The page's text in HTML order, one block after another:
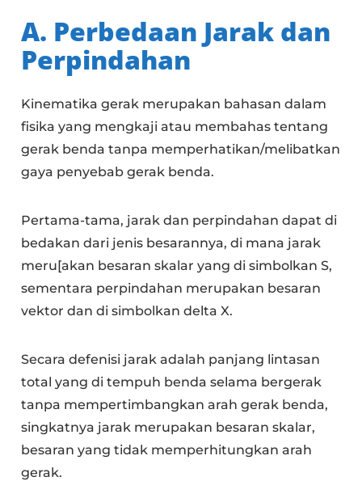
A. Perbedaan Jarak dan
Perpindahan
Kinematika gerak merupakan bahasan dalam
fisika yang mengkaji atau membahas tentang
gerak benda tanpa memperhatikan/melibatkan
gaya penyebab gerak benda.
Pertama-tama, jarak dan perpindahan dapat di
bedakan dari jenis besarannya, di mana jarak
meru[akan besaran skalar yang di simbolkan S,
sementara perpindahan merupakan besaran
vektor dan di simbolkan delta X.
Secara defenisi jarak adalah panjang lintasan
total yang di tempuh benda selama bergerak
tanpa mempertimbangkan arah gerak benda,
singkatnya jarak merupakan besaran skalar,
besaran yang tidak memperhitungkan arah
gerak.